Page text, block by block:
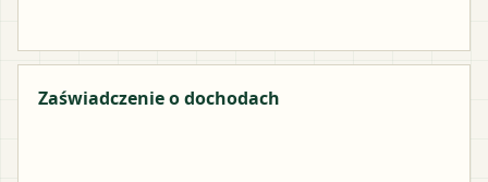
Zaświadczenie o dochodach